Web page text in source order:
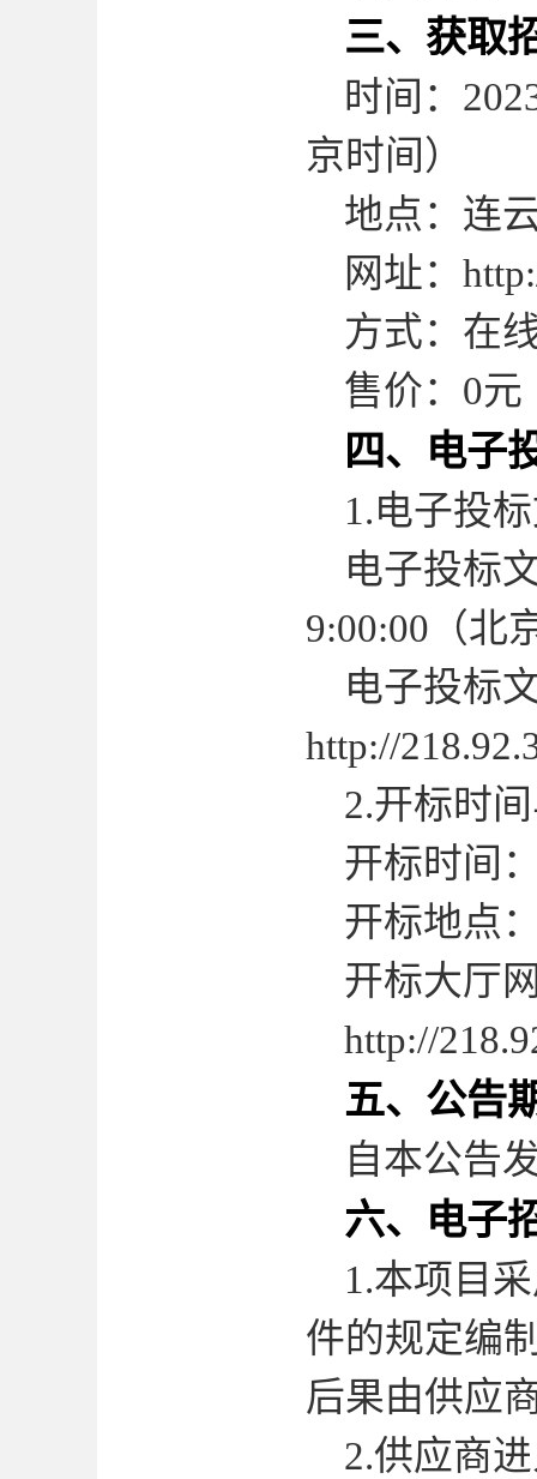
三、获取
时间：
京时间）
地点：连
网址：
方式：在
售价： 0元
四、电子
1.电子投
电子投标
9:00:00 （北
电子投标
http://
2.开标时
开标时间
开标地点
开标大厅
http://
五、公告
自本公告
六、电子
1.本项目
件的规定编
后果由供应
2.供应商